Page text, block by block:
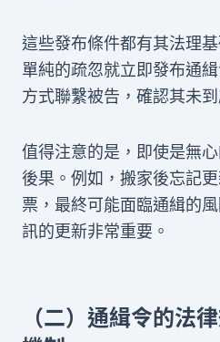
這些發布條件都有其法理
單純的疏忽就立即發布通
方式聯繫被告，確認其未到
值得注意的是，即使是無
後果。例如，搬家後忘記
票，最終可能面臨通緝的
訊的更新非常重要。
（二）通緝令的法